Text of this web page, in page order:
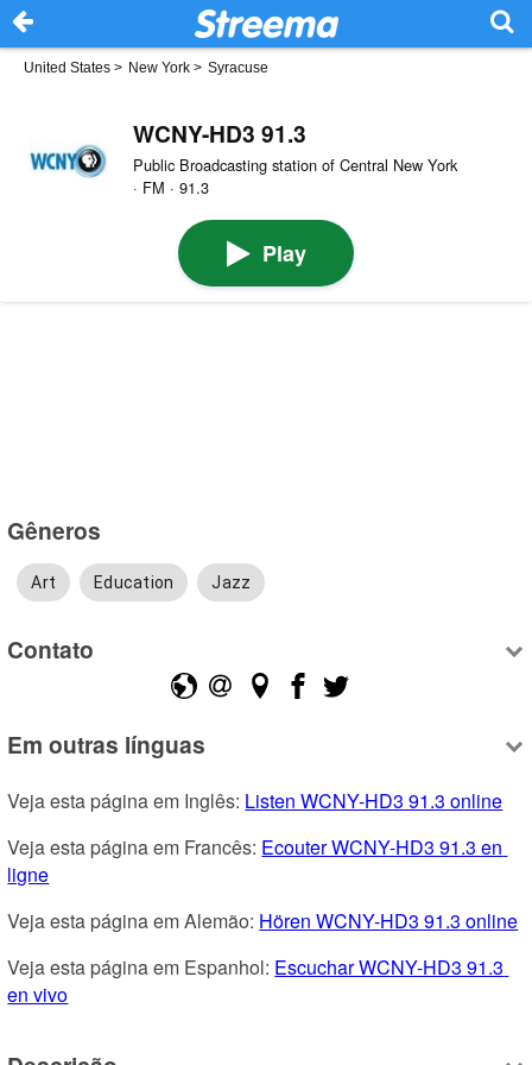
United States > New York > Syracuse
WCNY-HD3 91.3
Public Broadcasting station of Central New York
· FM · 91.3
Play
Gêneros
Art Education Jazz
Contato
Em outras línguas
Veja esta página em Inglês: Listen WCNY-HD3 91.3 online
Veja esta página em Francês: Ecouter WCNY-HD3 91.3 en
ligne
Veja esta página em Alemão: Hören WCNY-HD3 91.3 online
Veja esta página em Espanhol: Escuchar WCNY-HD3 91.3
en vivo